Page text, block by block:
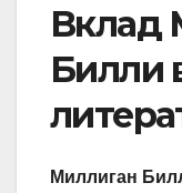
Вклад
Билли
Миллиган